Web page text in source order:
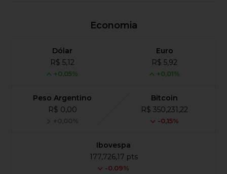
Economia
Dólar
R$ 5,12
+0,05%
Euro
R$ 5,92
+0,01%
Peso Argentino
R$ 0,00
+0,00%
Bitcoin
R$ 350,231,22
-0,15%
Ibovespa
177,726,17 pts
-0.09%